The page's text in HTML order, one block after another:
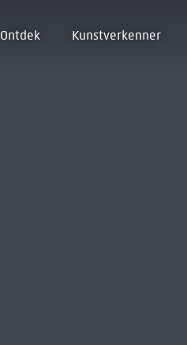
Ontdek Kunstverkenner